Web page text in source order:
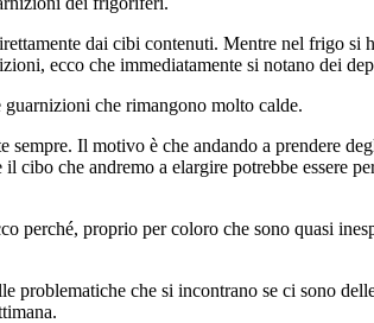
dai cibi contenuti. Mentre nel frigo si
ecco che immediatamente si notano dei
che rimangono molto calde.
Il motivo è che andando a prendere
che andremo a elargire potrebbe essere
perché, proprio per coloro che sono quasi
problematiche che si incontrano se ci sono